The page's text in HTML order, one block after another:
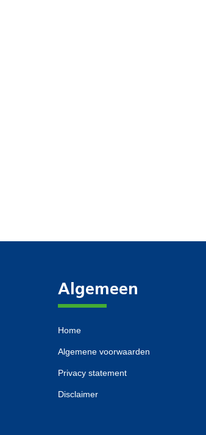
Algemeen
Home
Algemene voorwaarden
Privacy statement
Disclaimer